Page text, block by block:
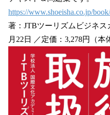
https://www.shoeisha.co.jp/
著：JTBツーリズムビジネス
月22日 ／定価：3,278円（本